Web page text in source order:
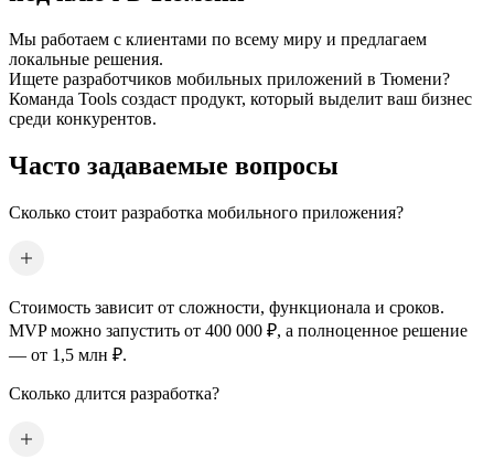
Мы работаем с клиентами по всему миру и предлагаем
локальные решения.
Ищете разработчиков мобильных приложений в Тюмени?
Команда Tools создаст продукт, который выделит ваш бизнес
среди конкурентов.
Часто задаваемые вопросы
Сколько стоит разработка мобильного приложения?
Стоимость зависит от сложности, функционала и сроков.
MVP можно запустить от 400 000 ₽, а полноценное решение
— от 1,5 млн ₽.
Сколько длится разработка?